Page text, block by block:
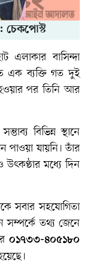
চেকপোস্ট
এলাকার বাসিন্দা
এক ব্যক্তি গত দুই
পর তিনি আর
বিভিন্ন স্থানে
যায়নি। তাঁর
উৎকণ্ঠার মধ্যে দিন
সবার সহযোগিতা
সম্পর্কে তথ্য জেনে
০১৭৩৩-৪০৫১৮০